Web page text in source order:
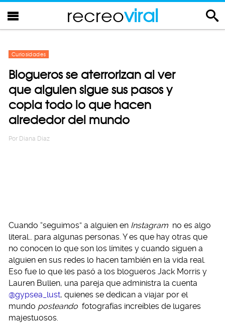
recreoviral
Curiosidades
Blogueros se aterrorizan al ver
que alguien sigue sus pasos y
copia todo lo que hacen
alrededor del mundo
Por Diana Diaz
Cuando “seguimos” a alguien en Instagram no es algo
literal… para algunas personas. Y es que hay otras que
no conocen lo que son los límites y cuando siguen a
alguien en sus redes lo hacen también en la vida real.
Eso fue lo que les pasó a los blogueros Jack Morris y
Lauren Bullen, una pareja que administra la cuenta
@gypsea_lust, quienes se dedican a viajar por el
mundo posteando fotografías increíbles de lugares
majestuosos.